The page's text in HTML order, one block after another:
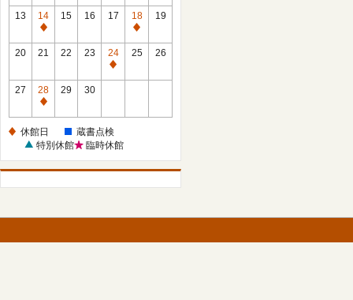
館
日
13
14
休
館
15 16 17
18
休
館
19
20 21 22 23
24
休
25 26
27
28
休
日
29 30
休館日
蔵書点検
特別休館
臨時休館